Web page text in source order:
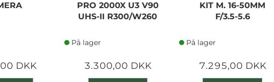
DKK
PRO 2000X U3 V90
UHS-II R300/W260
På lager
3.300,00 DKK
KIT M. 16-50MM
F/3.5-5.6
På lager
7.295,00 DKK